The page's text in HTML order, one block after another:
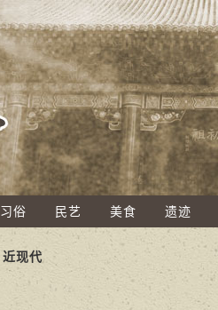
习俗 民艺 美食 遗迹
近现代